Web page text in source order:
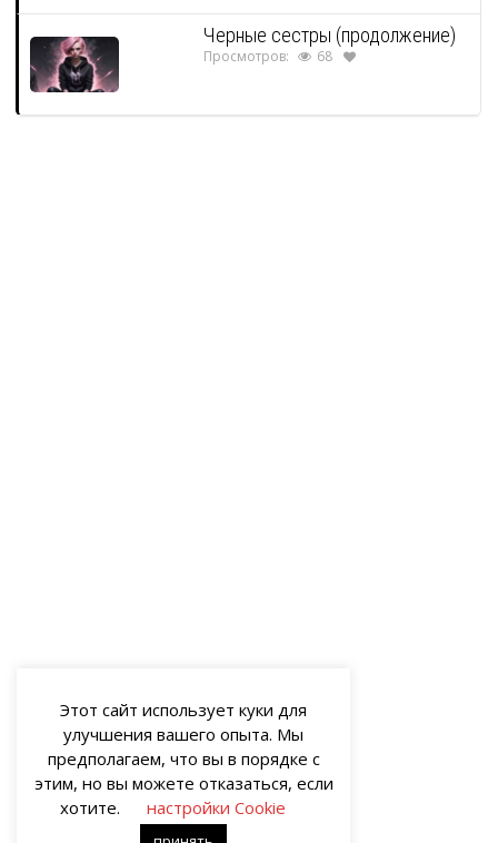
Черные сестры (продолжение)
Просмотров: 68
Этот сайт использует куки для
улучшения вашего опыта. Мы
предполагаем, что вы в порядке с
этим, но вы можете отказаться, если
хотите.
настройки Cookie